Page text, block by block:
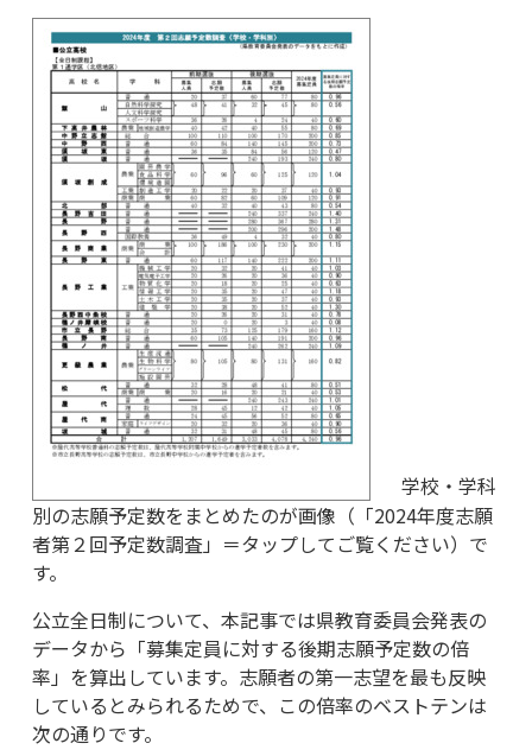
学校・学科
別の志願予定数をまとめたのが画像（「2024年度志願
者第２回予定数調査」＝タップしてご覧ください）で
す。
公立全日制について、本記事では県教育委員会発表の
データから「募集定員に対する後期志願予定数の倍
率」を算出しています。志願者の第一志望を最も反映
しているとみられるためで、この倍率のベストテンは
次の通りです。